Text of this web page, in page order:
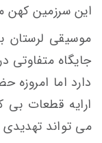
این سرزمین کهن
موسیقی لرستان
جایگاه متفاوتی
دارد اما امروزه
ارایه قطعات
می تواند